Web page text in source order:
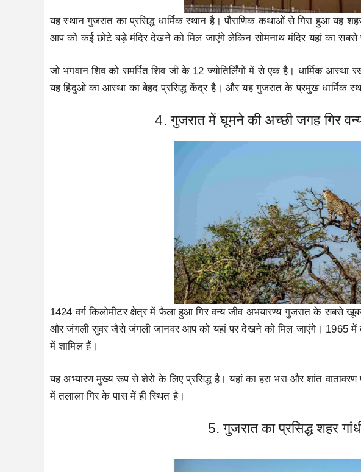
यह स्थान गुजरात का प्रसिद्ध धार्मिक स्थान है। पौराणिक कथाओं से गिरा हुआ यह
आप को कई छोटे बड़े मंदिर देखने को मिल जाएंगे लेकिन सोमनाथ मंदिर यहां का सबसे
जो भगवान शिव को समर्पित शिव जी के 12 ज्योतिर्लिंगों में से एक है। धार्मिक आस्था
यह हिंदुओ का आस्था का बेहद प्रसिद्ध केंद्र है। और यह गुजरात के प्रमुख धार्मिक
4. गुजरात में घूमने की अच्छी जगह गिर
1424 वर्ग किलोमीटर क्षेत्र में फैला हुआ गिर वन्य जीव अभयारण्य गुजरात के
और जंगली सुवर जैसे जंगली जानवर आप को यहां पर देखने को मिल जाएंगे। 1965 में
में शामिल हैं।
यह अभ्यारण मुख्य रूप से शेरो के लिए प्रसिद्ध है। यहां का हरा भरा और शांत
में तलाला गिर के पास में ही स्थित है।
5. गुजरात का प्रसिद्ध शहर